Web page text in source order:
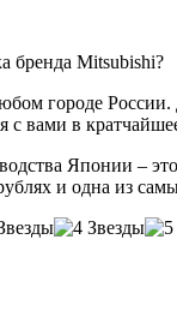
бренда Mitsubishi?
городе России.
с вами в
Японии –
и одна из